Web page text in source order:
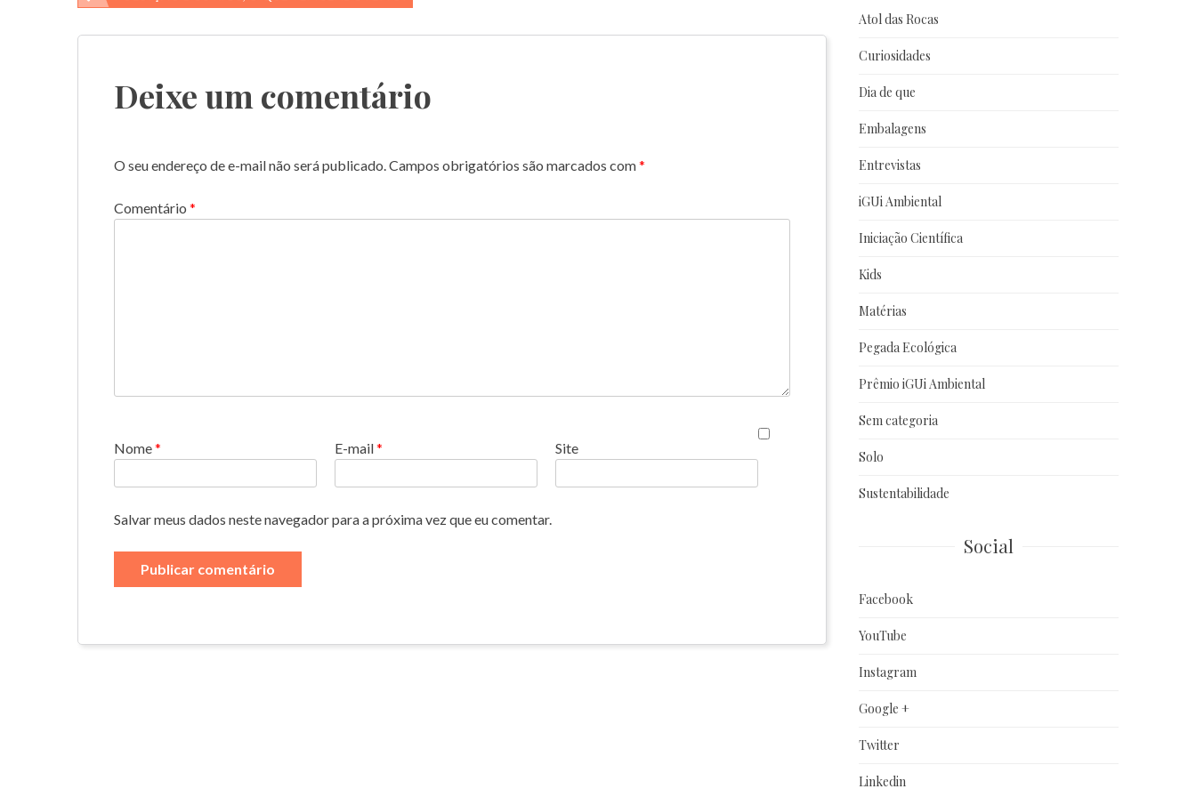
de
Deixe um comentário
O seu endereço de e-mail não será publicado.Campos obrigatórios são marcados com*
Comentário *
Nome* E-mail* Site
Salvar meus dados neste navegador para a próxima vez que eu comentar.
Atol das Rocas
Curiosidades
Dia de que
Embalagens
Entrevistas
iGUi Ambiental
Iniciação Científica
Kids
Matérias
Pegada Ecológica
Prêmio iGUi Ambiental
Sem categoria
Solo
Sustentabilidade
Social
Facebook
YouTube
Instagram
Google +
Twitter
Linkedin